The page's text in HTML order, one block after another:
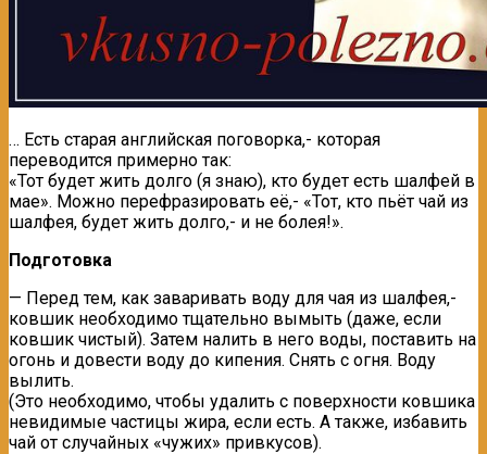
… Есть старая английская поговорка,- которая
переводится примерно так:
«Тот будет жить долго (я знаю), кто будет есть шалфей в
мае». Можно перефразировать её,- «Тот, кто пьёт чай из
шалфея, будет жить долго,- и не болея!».
Подготовка
— Перед тем, как заваривать воду для чая из шалфея,-
ковшик необходимо тщательно вымыть (даже, если
ковшик чистый). Затем налить в него воды, поставить на
огонь и довести воду до кипения. Снять с огня. Воду
вылить.
(Это необходимо, чтобы удалить с поверхности ковшика
невидимые частицы жира, если есть. А также, избавить
чай от случайных «чужих» привкусов).